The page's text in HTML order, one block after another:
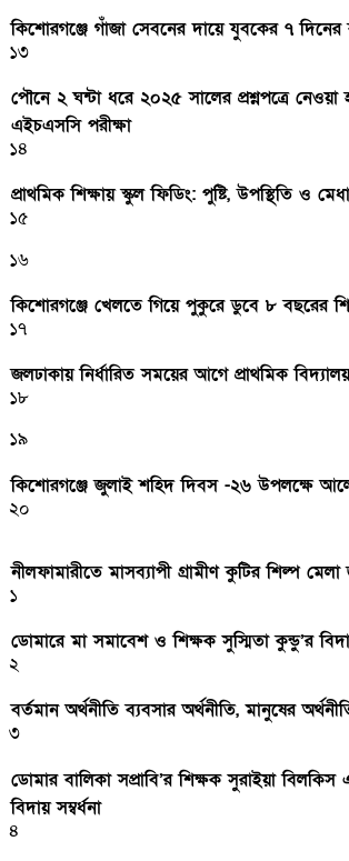
কিশোরগঞ্জে গাঁজা সেবনের দায়ে যুবকের ৭ দিনের
১৩
পৌনে ২ ঘন্টা ধরে ২০২৫ সালের প্রশ্নপত্রে
এইচএসসি পরীক্ষা
১৪
প্রাথমিক শিক্ষায় স্কুল ফিডিং: পুষ্টি, উপস্থিতি ও
১৫
১৬
কিশোরগঞ্জে খেলতে গিয়ে পুকুরে ডুবে ৮ বছরের
১৭
জলঢাকায় নির্ধারিত সময়ের আগে প্রাথমিক
১৮
১৯
কিশোরগঞ্জে জুলাই শহিদ দিবস -২৬ উপলক্ষে
২০
নীলফামারীতে মাসব্যাপী গ্রামীণ কুটির শিল্প
১
ডোমারে মা সমাবেশ ও শিক্ষক সুস্মিতা কুন্ডু’র
২
বর্তমান অর্থনীতি ব্যবসার অর্থনীতি, মানুষের
৩
ডোমার বালিকা সপ্রাবি’র শিক্ষক সুরাইয়া
বিদায় সম্বর্ধনা
৪